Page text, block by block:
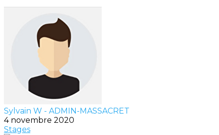
Sylvain W - ADMIN-MASSACRET
4 novembre 2020
Stages